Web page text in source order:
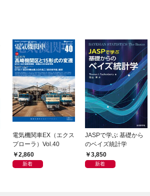
電気機関車EX（エクス
プローラ）Vol.40
2,860
新着
JASPで学ぶ 基礎から
のベイズ統計学
3,850
新着